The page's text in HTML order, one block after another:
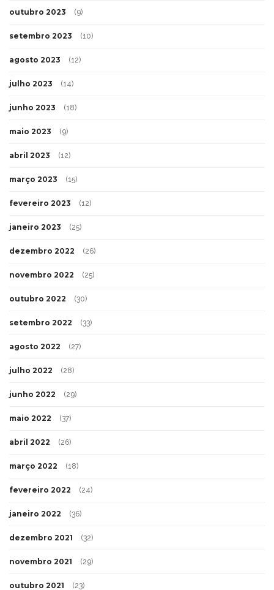
outubro 2023 (9)
setembro 2023 (10)
agosto 2023 (12)
julho 2023 (14)
junho 2023 (18)
maio 2023 (9)
abril 2023 (12)
março 2023 (15)
fevereiro 2023 (12)
janeiro 2023 (25)
dezembro 2022 (26)
novembro 2022 (25)
outubro 2022 (30)
setembro 2022 (33)
agosto 2022 (27)
julho 2022 (28)
junho 2022 (29)
maio 2022 (37)
abril 2022 (26)
março 2022 (18)
fevereiro 2022 (24)
janeiro 2022 (36)
dezembro 2021 (32)
novembro 2021 (29)
outubro 2021 (23)